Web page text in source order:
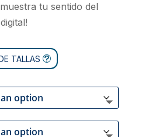
tu sentido del
TALLAS